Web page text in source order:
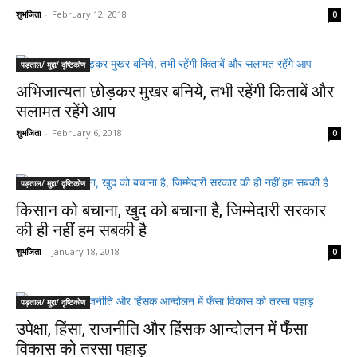
शुभजिता - February 12, 2018 0
पड़ताल/ मुद्दा/ दृष्टिकोण
अभिजात्यता छोड़कर मुखर बनिये, तभी रहेंगी किताबें और
सलामत रहेंगे आप
शुभजिता - February 6, 2018 0
पड़ताल/ मुद्दा/ दृष्टिकोण
किसान को बचाना, खुद को बचाना है, जिम्मेदारी सरकार
की ही नहीं हम सबकी है
शुभजिता - January 18, 2018 0
पड़ताल/ मुद्दा/ दृष्टिकोण
उपेक्षा, हिंसा, राजनीति और हिंसक आन्दोलन में फँसा
विकास को तरसा पहाड़